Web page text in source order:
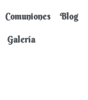
Comuniones Blog
Galería